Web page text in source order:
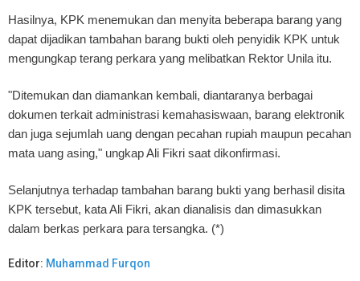
Hasilnya, KPK menemukan dan menyita beberapa barang yang
dapat dijadikan tambahan barang bukti oleh penyidik KPK untuk
mengungkap terang perkara yang melibatkan Rektor Unila itu.
"Ditemukan dan diamankan kembali, diantaranya berbagai
dokumen terkait administrasi kemahasiswaan, barang elektronik
dan juga sejumlah uang dengan pecahan rupiah maupun pecahan
mata uang asing," ungkap Ali Fikri saat dikonfirmasi.
Selanjutnya terhadap tambahan barang bukti yang berhasil disita
KPK tersebut, kata Ali Fikri, akan dianalisis dan dimasukkan
dalam berkas perkara para tersangka. (*)
Editor: Muhammad Furqon